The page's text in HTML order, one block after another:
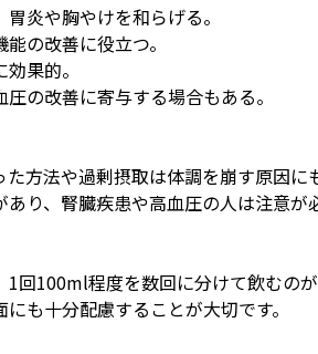
炎や胸やけを和らげる。
の改善に役立つ。
果的。
の改善に寄与する場合もある。
方法や過剰摂取は体調を崩す原因に
り、腎臓疾患や高血圧の人は注意が
回100ml程度を数回に分けて飲むの
も十分配慮することが大切です。